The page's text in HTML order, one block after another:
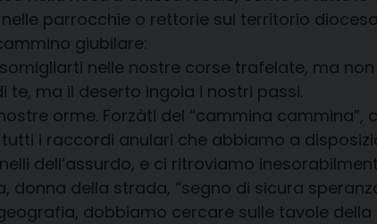
parrocchie o rettorie sul territorio
giubilare:
nelle nostre corse trafelate, ma
te, ma il deserto ingoia i nostri passi.
orme. Forzàti del “cammina
i raccordi anulari che abbiamo a
dell’assurdo, e ci ritroviamo
donna della strada, “segno di sicura
dobbiamo cercare sulle tavole